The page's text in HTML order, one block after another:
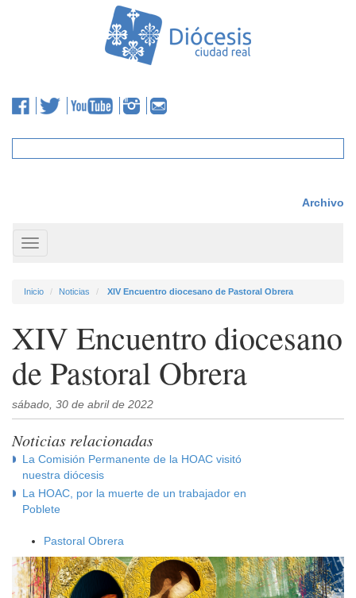
Archivo
Toggle
navigation
Inicio Noticias XIV Encuentro diocesano de Pastoral Obrera
XIV Encuentro diocesano
de Pastoral Obrera
sábado, 30 de abril de 2022
Noticias relacionadas
La Comisión Permanente de la HOAC visitó
nuestra diócesis
La HOAC, por la muerte de un trabajador en
Poblete
Pastoral Obrera